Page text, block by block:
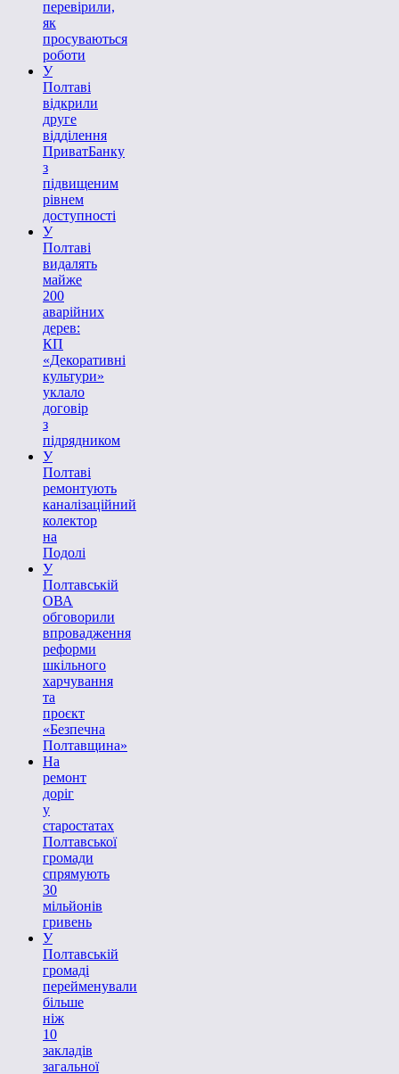
перевірили,
як
просуваються
роботи
У
Полтаві
відкрили
друге
відділення
ПриватБанку
з
підвищеним
рівнем
доступності
У
Полтаві
видалять
майже
200
аварійних
дерев:
КП
«Декоративні
культури»
уклало
договір
з
підрядником
У
Полтаві
ремонтують
каналізаційний
колектор
на
Подолі
У
Полтавській
ОВА
обговорили
впровадження
реформи
шкільного
харчування
та
проєкт
«Безпечна
Полтавщина»
На
ремонт
доріг
у
старостатах
Полтавської
громади
спрямують
30
мільйонів
гривень
У
Полтавській
громаді
перейменували
більше
ніж
10
закладів
загальної